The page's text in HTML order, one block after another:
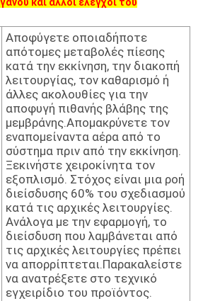
και άλλοι έλεγχοι του
Αποφύγετε οποιαδήποτε
απότομες μεταβολές πίεσης
κατά την εκκίνηση, την διακοπή
λειτουργίας, τον καθαρισμό ή
άλλες ακολουθίες για την
αποφυγή πιθανής βλάβης της
μεμβράνης.Απομακρύνετε τον
εναπομείναντα αέρα από το
σύστημα πριν από την εκκίνηση.
Ξεκινήστε χειροκίνητα τον
εξοπλισμό. Στόχος είναι μια ροή
διείσδυσης 60% του σχεδιασμού
κατά τις αρχικές λειτουργίες.
Ανάλογα με την εφαρμογή, το
διείσδυση που λαμβάνεται από
τις αρχικές λειτουργίες πρέπει
να απορρίπτεται.Παρακαλείστε
να ανατρέξετε στο τεχνικό
εγχειρίδιο του προϊόντος.